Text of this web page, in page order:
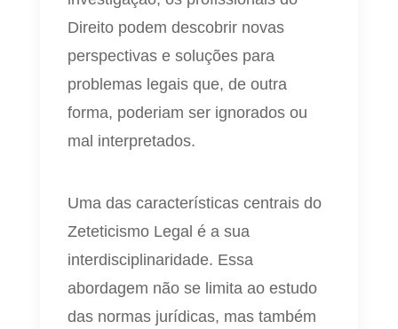
Direito podem descobrir novas
perspectivas e soluções para
problemas legais que, de outra
forma, poderiam ser ignorados ou
mal interpretados.
Uma das características centrais do
Zeteticismo Legal é a sua
interdisciplinaridade. Essa
abordagem não se limita ao estudo
das normas jurídicas, mas também